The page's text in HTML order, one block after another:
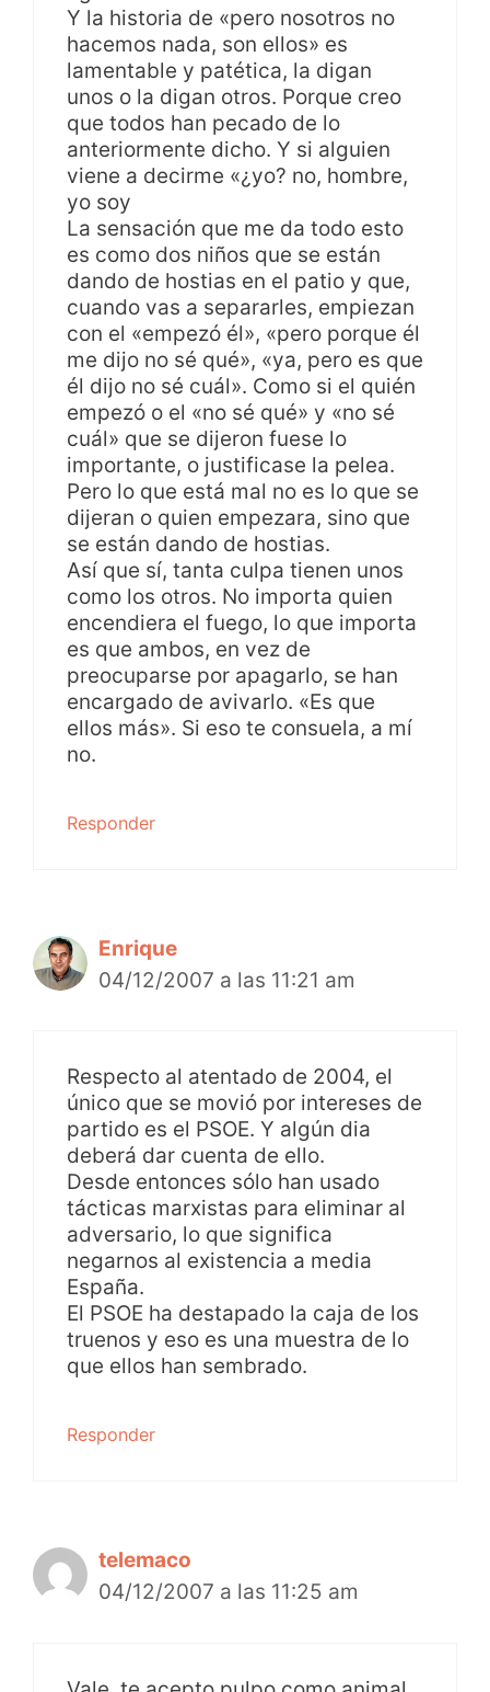
Y la historia de «pero nosotros no
hacemos nada, son ellos» es
lamentable y patética, la digan
unos o la digan otros. Porque creo
que todos han pecado de lo
anteriormente dicho. Y si alguien
viene a decirme «¿yo? no, hombre,
yo soy
La sensación que me da todo esto
es como dos niños que se están
dando de hostias en el patio y que,
cuando vas a separarles, empiezan
con el «empezó él», «pero porque él
me dijo no sé qué», «ya, pero es que
él dijo no sé cuál». Como si el quién
empezó o el «no sé qué» y «no sé
cuál» que se dijeron fuese lo
importante, o justificase la pelea.
Pero lo que está mal no es lo que se
dijeran o quien empezara, sino que
se están dando de hostias.
Así que sí, tanta culpa tienen unos
como los otros. No importa quien
encendiera el fuego, lo que importa
es que ambos, en vez de
preocuparse por apagarlo, se han
encargado de avivarlo. «Es que
ellos más». Si eso te consuela, a mí
no.
Responder
Enrique
04/12/2007 a las 11:21 am
Respecto al atentado de 2004, el
único que se movió por intereses de
partido es el PSOE. Y algún dia
deberá dar cuenta de ello.
Desde entonces sólo han usado
tácticas marxistas para eliminar al
adversario, lo que significa
negarnos al existencia a media
España.
El PSOE ha destapado la caja de los
truenos y eso es una muestra de lo
que ellos han sembrado.
Responder
telemaco
04/12/2007 a las 11:25 am